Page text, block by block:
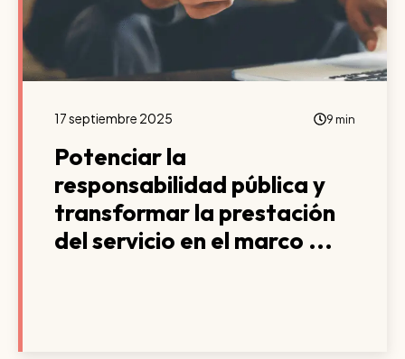
17 septiembre 2025 9 min
Potenciar la
responsabilidad pública y
transformar la prestación
del servicio en el marco ...